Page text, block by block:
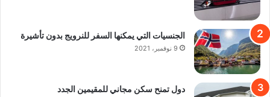
الجنسيات التي يمكنها السفر للنرويج بدون تأشيرة
9 نوفمبر، 2021
دول تمنح سكن مجاني للمقيمين الجدد